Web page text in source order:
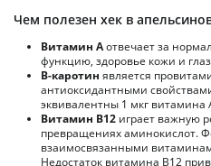
Чем полезен хек в
Витамин Аотвечает за
функцию, здоровье кожи и
В-каротин является
антиоксидантными
эквивалентны 1 мкг витамина
Витамин В12 играет важную
превращениях аминокислот.
взаимосвязанными
Недостаток витамина В12